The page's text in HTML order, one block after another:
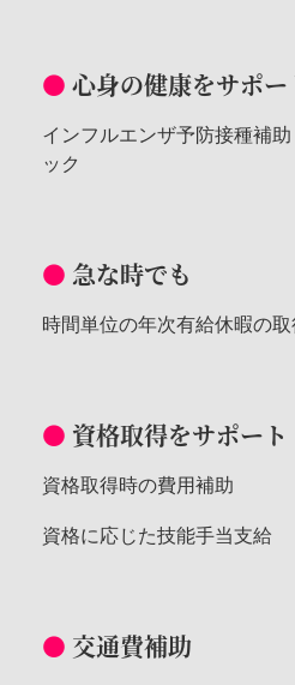
心身の健康をサポー
インフルエンザ予防接種補
ック
急な時でも
時間単位の年次有給休暇の
資格取得をサポート
資格取得時の費用補助
資格に応じた技能手当支給
交通費補助